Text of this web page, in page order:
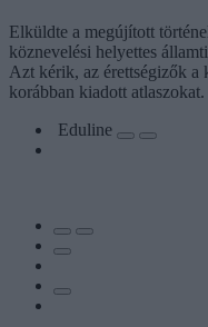
Elküldte a megújított
köznevelési helyettes
Azt kérik, az érettségizők a
korábban kiadott
Eduline